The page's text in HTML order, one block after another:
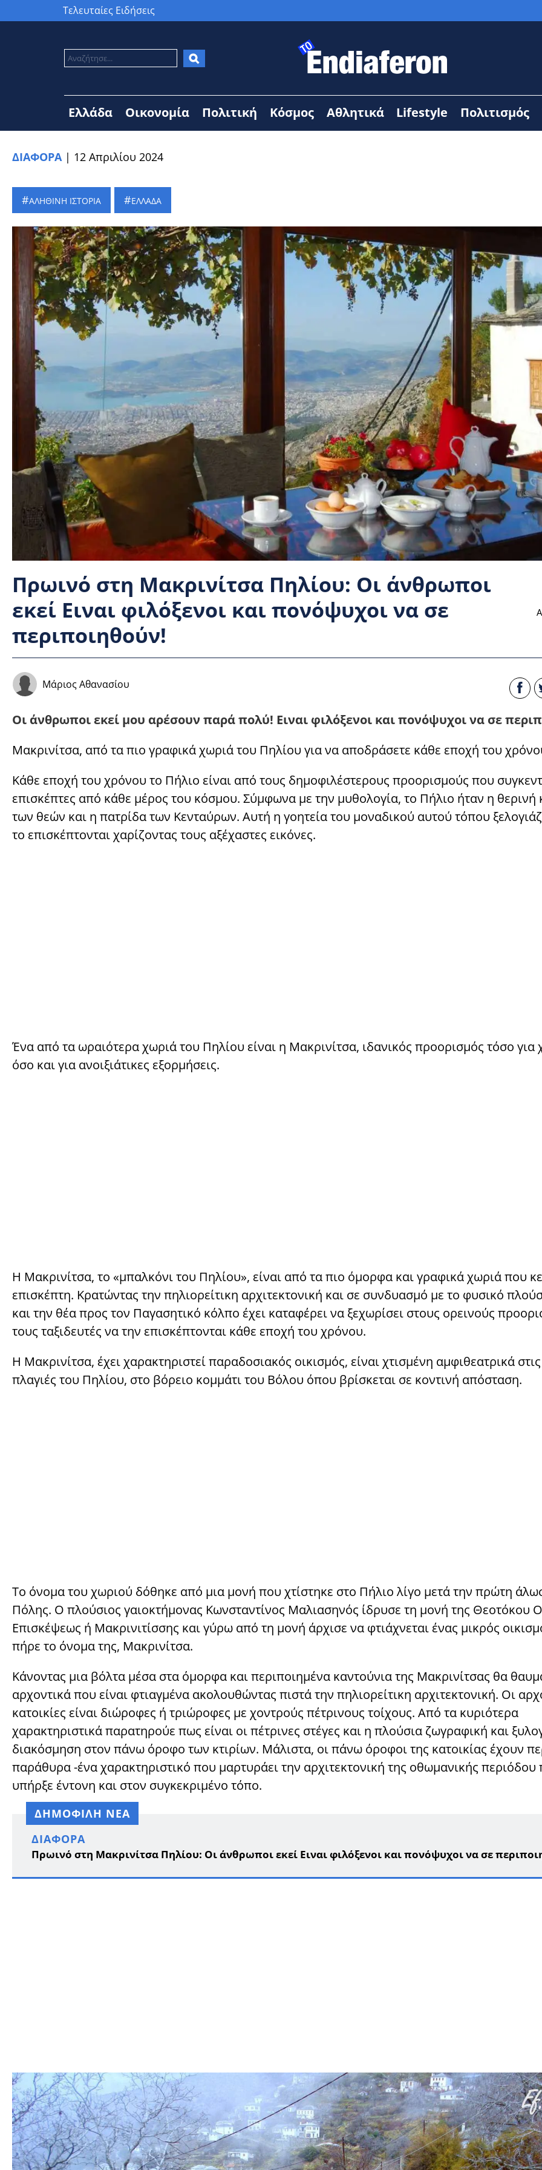
Τελευταίες Ειδήσεις
Ελλάδα Οικονομία Πολιτική Κόσμος Αθλητικά Lifestyle Πολιτισμός
ΔΙΑΦΟΡΑ| 12 Απριλίου 2024
ΑΛΗΘΙΝΗ ΙΣΤΟΡΙΑ ΕΛΛΑΔΑ
Πρωινό στη Μακρινίτσα Πηλίου: Οι άνθρωποι
εκεί Ειναι φιλόξενοι και πονόψυχοι να σε
περιποιηθούν!
Μάριος Αθανασίου
Οι άνθρωποι εκεί μου αρέσουν παρά πολύ! Ειναι φιλόξενοι και πονόψυχοι να σε
Μακρινίτσα, από τα πιο γραφικά χωριά του Πηλίου για να αποδράσετε κάθε εποχή του
Κάθε εποχή του χρόνου το Πήλιο είναι από τους δημοφιλέστερους προορισμούς που
επισκέπτες από κάθε μέρος του κόσμου. Σύμφωνα με την μυθολογία, το Πήλιο ήταν η θερινή
των θεών και η πατρίδα των Κενταύρων. Αυτή η γοητεία του μοναδικού αυτού τόπου
το επισκέπτονται χαρίζοντας τους αξέχαστες εικόνες.
Ένα από τα ωραιότερα χωριά του Πηλίου είναι η Μακρινίτσα, ιδανικός προορισμός τόσο για
όσο και για ανοιξιάτικες εξορμήσεις.
Η Μακρινίτσα, το «μπαλκόνι του Πηλίου», είναι από τα πιο όμορφα και γραφικά χωριά που
επισκέπτη. Κρατώντας την πηλιορείτικη αρχιτεκτονική και σε συνδυασμό με το φυσικό
και την θέα προς τον Παγασητικό κόλπο έχει καταφέρει να ξεχωρίσει στους ορεινούς
τους ταξιδευτές να την επισκέπτονται κάθε εποχή του χρόνου.
Η Μακρινίτσα, έχει χαρακτηριστεί παραδοσιακός οικισμός, είναι χτισμένη αμφιθεατρικά
πλαγιές του Πηλίου, στο βόρειο κομμάτι του Βόλου όπου βρίσκεται σε κοντινή απόσταση.
Το όνομα του χωριού δόθηκε από μια μονή που χτίστηκε στο Πήλιο λίγο μετά την πρώτη
Πόλης. Ο πλούσιος γαιοκτήμονας Κωνσταντίνος Μαλιασηνός ίδρυσε τη μονή της Θεοτόκου
Επισκέψεως ή Μακρινιτίσσης και γύρω από τη μονή άρχισε να φτιάχνεται ένας μικρός
πήρε το όνομα της, Μακρινίτσα.
Κάνοντας μια βόλτα μέσα στα όμορφα και περιποιημένα καντούνια της Μακρινίτσας θα
αρχοντικά που είναι φτιαγμένα ακολουθώντας πιστά την πηλιορείτικη αρχιτεκτονική. Οι
κατοικίες είναι διώροφες ή τριώροφες με χοντρούς πέτρινους τοίχους. Από τα κυριότερα
χαρακτηριστικά παρατηρούε πως είναι οι πέτρινες στέγες και η πλούσια ζωγραφική και
διακόσμηση στον πάνω όροφο των κτιρίων. Μάλιστα, οι πάνω όροφοι της κατοικίας έχουν
παράθυρα -ένα χαρακτηριστικό που μαρτυράει την αρχιτεκτονική της οθωμανικής περιόδου
υπήρξε έντονη και στον συγκεκριμένο τόπο.
ΔΗΜΟΦΙΛΗ ΝΕΑ
ΔΙΆΦΟΡΑ
Πρωινό στη Μακρινίτσα Πηλίου: Οι άνθρωποι εκεί Ειναι φιλόξενοι και πονόψυχοι να σε